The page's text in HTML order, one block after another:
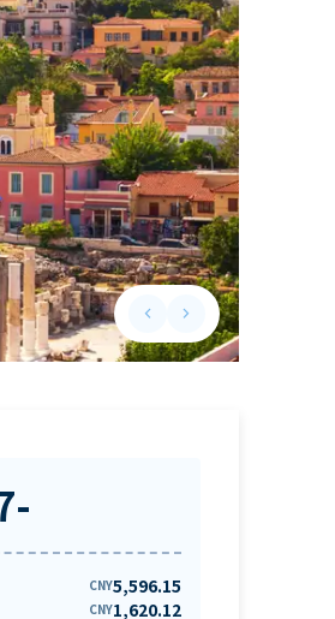
keyboard_arrow_leftPrevious slide
keyboard_arrow_rightNext slide
-
CNY5,596.15
CNY1,620.12